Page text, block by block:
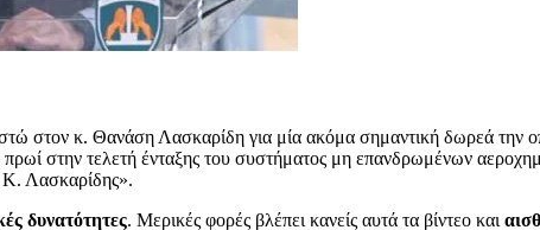
στον κ. Θανάση Λασκαρίδη για μία ακόμα σημαντική δωρεά την
στην τελετή ένταξης του συστήματος μη επανδρωμένων
Λασκαρίδης».
δυνατότητες. Μερικές φορές βλέπει κανείς αυτά τα βίντεο και